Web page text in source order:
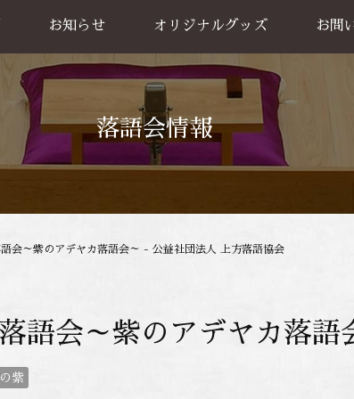
お知らせ オリジナルグッズ
グッズ販売
お買い物方法
お問
落語会情報
語会～紫のアデヤカ落語会～ - 公益社団法人 上方落語協会
語会～紫のアデヤカ落語
紫